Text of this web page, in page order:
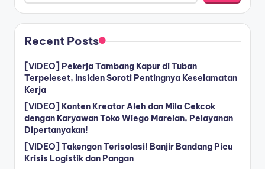
Recent Posts
[VIDEO] Pekerja Tambang Kapur di Tuban
Terpeleset, Insiden Soroti Pentingnya Keselamatan
Kerja
[VIDEO] Konten Kreator Aleh dan Mila Cekcok
dengan Karyawan Toko Wiego Marelan, Pelayanan
Dipertanyakan!
[VIDEO] Takengon Terisolasi! Banjir Bandang Picu
Krisis Logistik dan Pangan